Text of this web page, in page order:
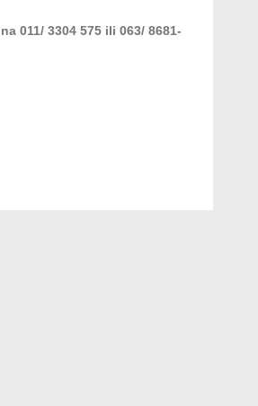
011/ 3304 575 ili 063/ 8681-